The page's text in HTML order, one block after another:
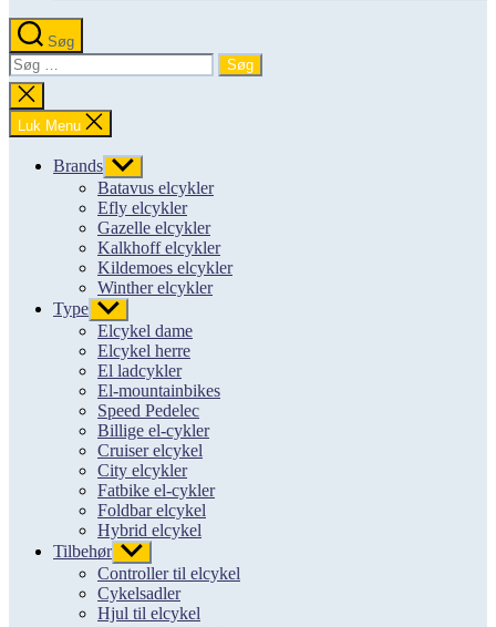
Søg
Søg
efter:
Luk
søgning
Luk Menu
Brands Vis
undermenu
Batavus elcykler
Efly elcykler
Gazelle elcykler
Kalkhoff elcykler
Kildemoes elcykler
Winther elcykler
Type Vis
undermenu
Elcykel dame
Elcykel herre
El ladcykler
El-mountainbikes
Speed Pedelec
Billige el-cykler
Cruiser elcykel
City elcykler
Fatbike el-cykler
Foldbar elcykel
Hybrid elcykel
Tilbehør Vis
undermenu
Controller til elcykel
Cykelsadler
Hjul til elcykel